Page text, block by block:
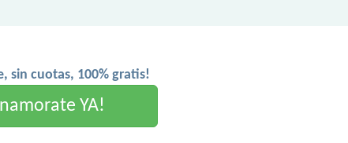
sin cuotas, 100% gratis!
YA!